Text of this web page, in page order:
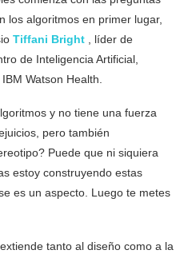
los algoritmos en primer lugar,
Tiffani Bright
, líder de
de Inteligencia Artificial,
Watson Health.
y no tiene una fuerza
pero también
Puede que ni siquiera
estoy construyendo estas
es un aspecto. Luego te metes
tanto al diseño como a la